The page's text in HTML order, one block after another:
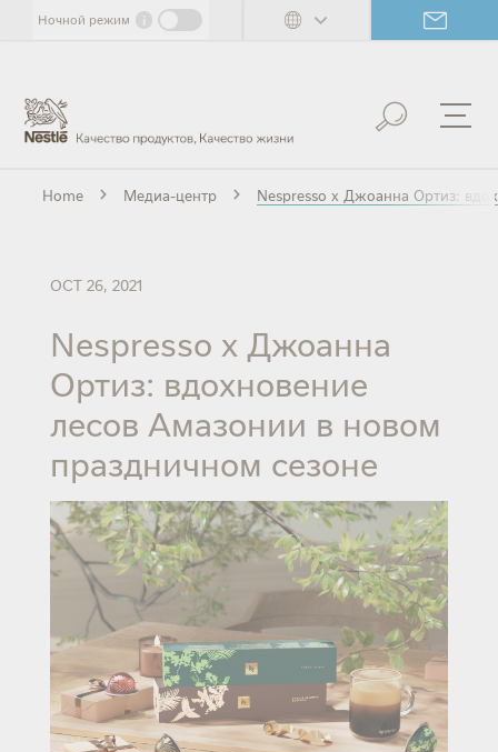
content
Ночной режим i
Home Медиа-центр Nespresso x Джоанна Ортиз:
Nespresso x Джоанна
Ортиз: вдохновение
лесов Амазонии в новом
праздничном сезоне
OCT 26, 2021